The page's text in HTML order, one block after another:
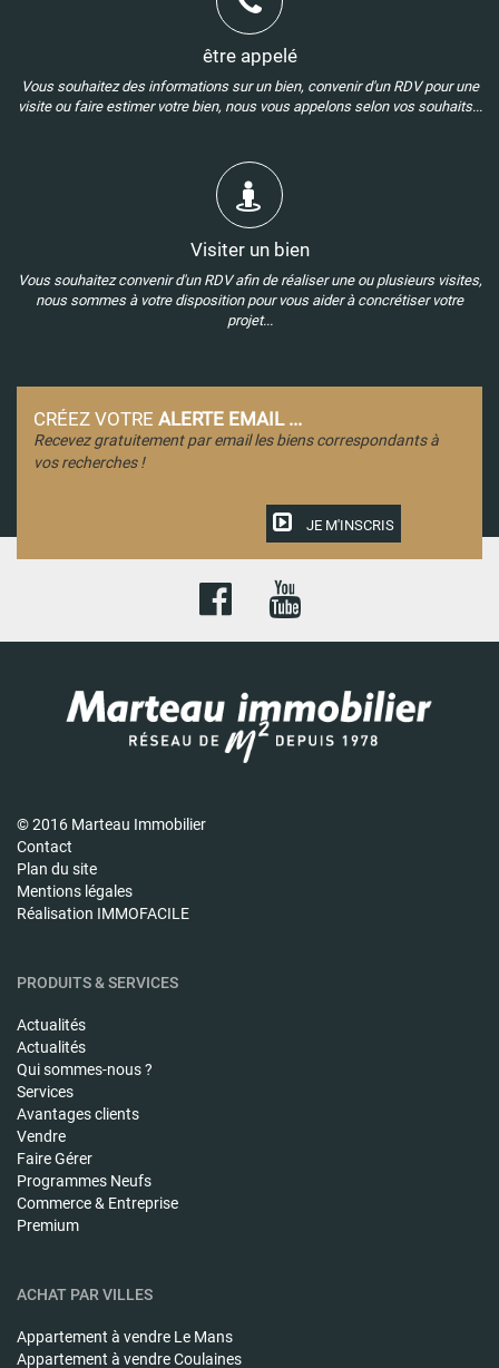
être appelé
Vous souhaitez des informations sur un bien, convenir d'un RDV pour une
visite ou faire estimer votre bien, nous vous appelons selon vos souhaits...
Visiter un bien
Vous souhaitez convenir d'un RDV afin de réaliser une ou plusieurs visites,
nous sommes à votre disposition pour vous aider à concrétiser votre
projet...
CRÉEZ VOTRE ALERTE EMAIL ...
Recevez gratuitement par email les biens correspondants à
vos recherches !
JE M'INSCRIS
© 2016 Marteau Immobilier
Contact
Plan du site
Mentions légales
Réalisation IMMOFACILE
PRODUITS & SERVICES
Actualités
Actualités
Qui sommes-nous ?
Services
Avantages clients
Vendre
Faire Gérer
Programmes Neufs
Commerce & Entreprise
Premium
ACHAT PAR VILLES
Appartement à vendre Le Mans
Appartement à vendreCoulaines